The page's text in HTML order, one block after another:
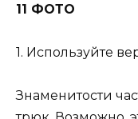
11 ФОТО
1. Используйте
Знаменитости